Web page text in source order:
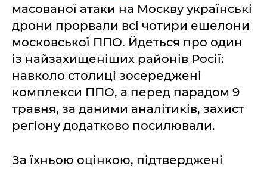
масованої атаки на Москву українські
дрони прорвали всі чотири ешелони
московської ППО. Йдеться про один
із найзахищеніших районів Росії:
навколо столиці зосереджені
комплекси ППО, а перед парадом 9
травня, за даними аналітиків, захист
регіону додатково посилювали.
За їхньою оцінкою, підтверджені